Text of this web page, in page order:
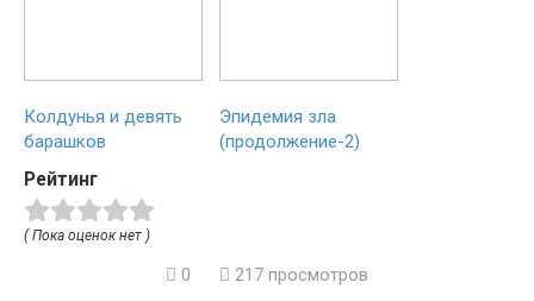
Колдунья и девять
барашков
Эпидемия зла
(продолжение-2)
Рейтинг
( Пока оценок нет )
0 217 просмотров